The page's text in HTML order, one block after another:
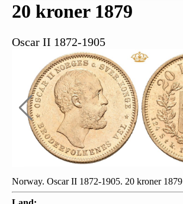
20 kroner 1879
Oscar II 1872-1905
Norway. Oscar II 1872-1905. 20 kroner 1879